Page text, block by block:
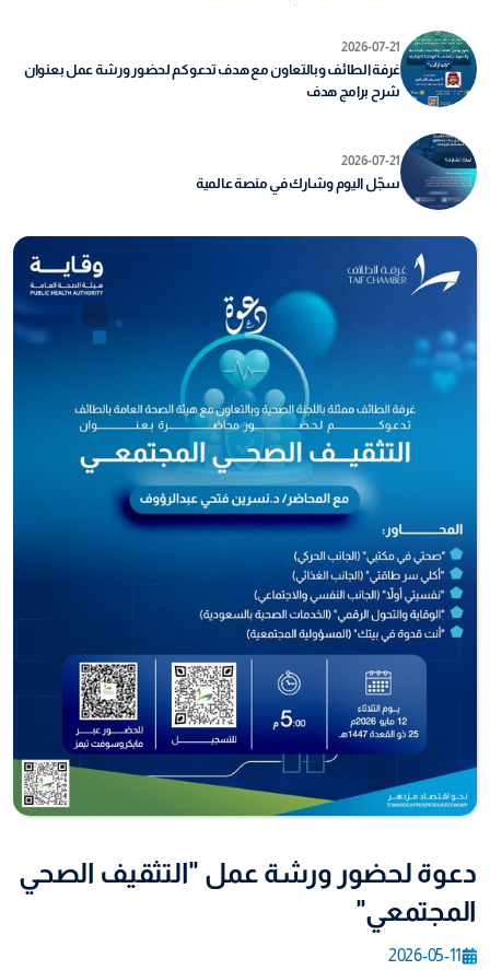
2026-07-21
غرفة الطائف وبالتعاون مع هدف تدعوكم لحضور ورشة عمل بعنوان
شرح برامج هدف
2026-07-21
سجّل اليوم وشارك في منصة عالمية
دعوة لحضور ورشة عمل "التثقيف الصحي
المجتمعي"
2026-05-11